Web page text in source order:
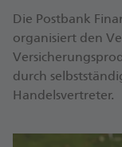
Die Postbank
organisiert den
durch
Handelsvertreter.